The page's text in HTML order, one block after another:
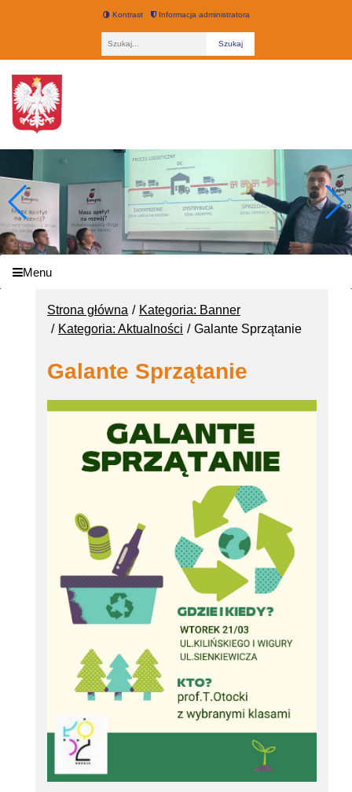
Kontrast Informacja administratora
Menu
Strona główna
Kategoria: Banner
Kategoria: Aktualności
Galante Sprzątanie
Galante Sprzątanie